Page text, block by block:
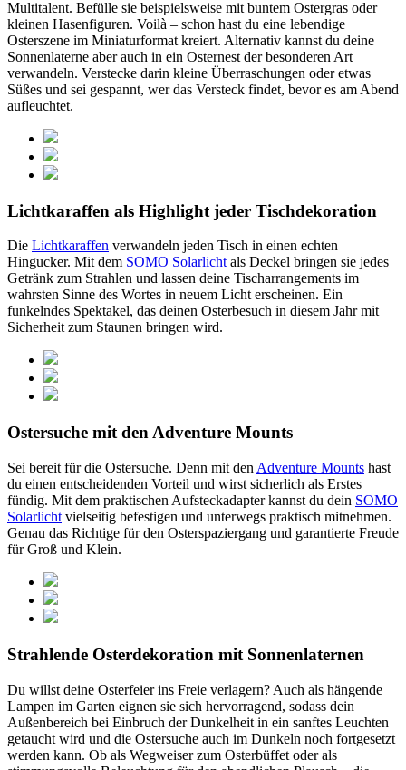
Multitalent. Befülle sie beispielsweise mit buntem Ostergras oder
kleinen Hasenfiguren. Voilà – schon hast du eine lebendige
Osterszene im Miniaturformat kreiert. Alternativ kannst du deine
Sonnenlaterne aber auch in ein Osternest der besonderen Art
verwandeln. Verstecke darin kleine Überraschungen oder etwas
Süßes und sei gespannt, wer das Versteck findet, bevor es am Abend
aufleuchtet.
Lichtkaraffen als Highlight jeder Tischdekoration
Die Lichtkaraffen verwandeln jeden Tisch in einen echten
Hingucker. Mit dem SOMO Solarlichtals Deckel bringen sie jedes
Getränk zum Strahlen und lassen deine Tischarrangements im
wahrsten Sinne des Wortes in neuem Licht erscheinen. Ein
funkelndes Spektakel, das deinen Osterbesuch in diesem Jahr mit
Sicherheit zum Staunen bringen wird.
Ostersuche mit den Adventure Mounts
Sei bereit für die Ostersuche. Denn mit den Adventure Mounts hast
du einen entscheidenden Vorteil und wirst sicherlich als Erstes
fündig. Mit dem praktischen Aufsteckadapter kannst du dein SOMO
Solarlicht vielseitig befestigen und unterwegs praktisch mitnehmen.
Genau das Richtige für den Osterspaziergang und garantierte Freude
für Groß und Klein.
Strahlende Osterdekoration mit Sonnenlaternen
Du willst deine Osterfeier ins Freie verlagern? Auch als hängende
Lampen im Garten eignen sie sich hervorragend, sodass dein
Außenbereich bei Einbruch der Dunkelheit in ein sanftes Leuchten
getaucht wird und die Ostersuche auch im Dunkeln noch fortgesetzt
werden kann. Ob als Wegweiser zum Osterbüffet oder als